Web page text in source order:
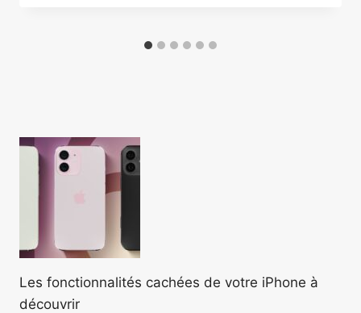
Les fonctionnalités cachées de votre iPhone à
découvrir